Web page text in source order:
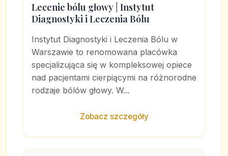
Lecenie bólu głowy | Instytut
Diagnostyki i Leczenia Bólu
Instytut Diagnostyki i Leczenia Bólu w
Warszawie to renomowana placówka
specjalizująca się w kompleksowej opiece
nad pacjentami cierpiącymi na różnorodne
rodzaje bólów głowy. W...
Zobacz szczegóły